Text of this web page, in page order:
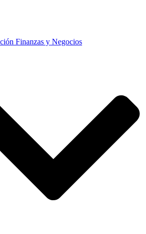
Finanzas y Negocios